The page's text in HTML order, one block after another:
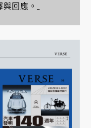
回應。